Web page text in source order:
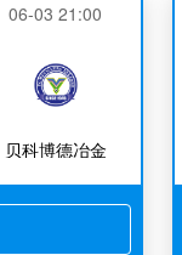
06-03 21:00
贝科博德冶金